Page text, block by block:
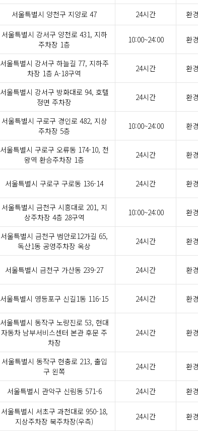
서울특별시 양천구 지양로 47 24시간 환
서울특별시 강서구 양천로 431, 지하
주차장 1층
10:00~24:00 환
서울특별시 강서구 하늘길 77, 지하주
차장 1층 A-18구역
24시간 환
서울특별시 강서구 방화대로 94, 호텔
정면 주차장
24시간 환
서울특별시 구로구 경인로 482, 지상
주차장 5층
10:00~24:00 환
서울특별시 구로구 오류동 174-10, 천
왕역 환승주차장 1층
24시간 환
서울특별시 구로구 구로동 136-14 24시간 환
서울특별시 금천구 시흥대로 201, 지
상주차장 4층 28구역
10:00~24:00 환
서울특별시 금천구 범안로12가길 65,
독산1동 공영주차장 옥상
24시간 환
서울특별시 금천구 가산동 239-27 24시간 환
서울특별시 영등포구 신길1동 116-15 24시간 환
서울특별시 동작구 노량진로 53, 현대
자동차 남부서비스센터 본관 후문 주
차장
24시간 환
서울특별시 동작구 현충로 213, 출입
구 왼쪽
24시간 환
서울특별시 관악구 신림동 571-6 24시간 환
서울특별시 서초구 과천대로 950-18,
지상주차장 북주차장(우측)
24시간 환